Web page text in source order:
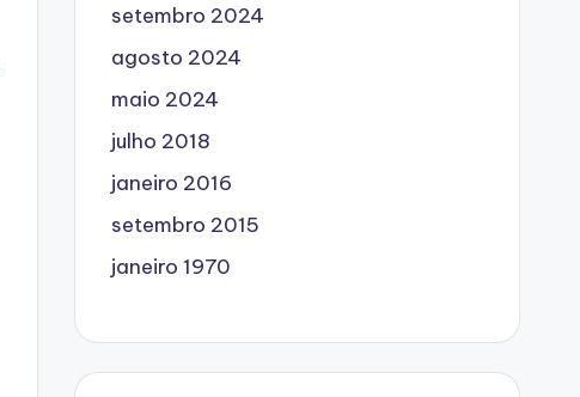
setembro 2024
agosto 2024
maio 2024
julho 2018
janeiro 2016
setembro 2015
janeiro 1970